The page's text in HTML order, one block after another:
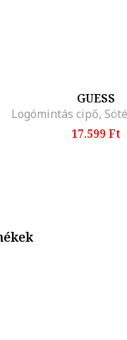
GUESS
17.599 Ft